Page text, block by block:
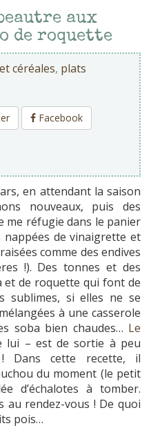
aux
de roquette
céréales, plats
Facebook
en attendant la saison
nouveaux, puis des
me réfugie dans le panier
nappées de vinaigrette et
comme des endives
!). Des tonnes et des
et de roquette qui font de
sublimes, si elles ne se
à une casserole
soba bien chaudes… Le
lui – est de sortie à peu
cette recette, il
du moment (le petit
d’échalotes à tomber.
au rendez-vous ! De quoi
pois…